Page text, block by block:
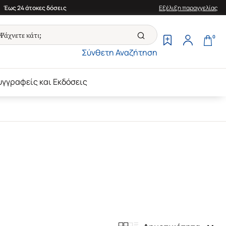
Έως 24 άτοκες δόσεις Εξέλιξη παραγγελίας
Σύνθετη Αναζήτηση
0
και Εκδόσεις